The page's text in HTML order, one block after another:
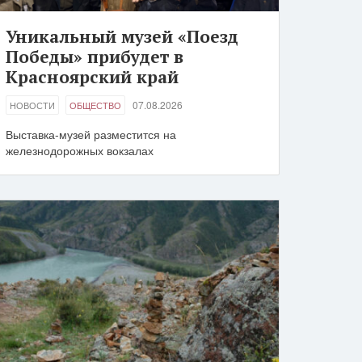
Уникальный музей «Поезд
Победы» прибудет в
Красноярский край
НОВОСТИ ОБЩЕСТВО 07.08.2026
Выставка-музей разместится на
железнодорожных вокзалах